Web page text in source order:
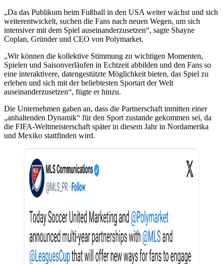
„Da das Publikum beim Fußball in den USA weiter wächst und sich
weiterentwickelt, suchen die Fans nach neuen Wegen, um sich
intensiver mit dem Spiel auseinanderzusetzen“, sagte Shayne
Coplan, Gründer und CEO von Polymarket.
„Wir können die kollektive Stimmung zu wichtigen Momenten,
Spielen und Saisonverläufen in Echtzeit abbilden und den Fans so
eine interaktivere, datengestützte Möglichkeit bieten, das Spiel zu
erleben und sich mit der beliebtesten Sportart der Welt
auseinanderzusetzen“, fügte er hinzu.
Die Unternehmen gaben an, dass die Partnerschaft inmitten einer
„anhaltenden Dynamik“ für den Sport zustande gekommen sei, da
die FIFA-Weltmeisterschaft später in diesem Jahr in Nordamerika
und Mexiko stattfinden wird.